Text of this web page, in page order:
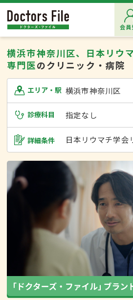
会員
横浜市神奈川区、日本リウ
専門医のクリニック・病院
エリア・駅 横浜市神奈川区
診療科目 指定なし
詳細条件